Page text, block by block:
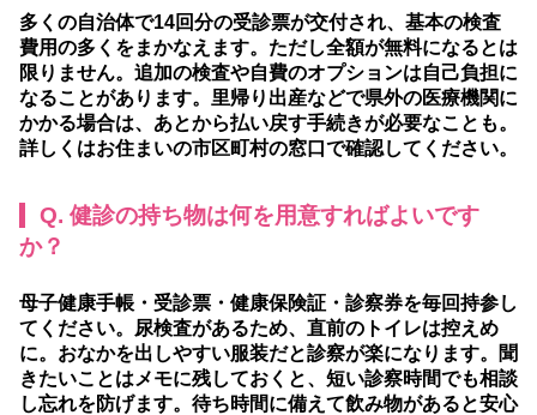
多くの自治体で14回分の受診票が交付され、基本の検査
費用の多くをまかなえます。ただし全額が無料になるとは
限りません。追加の検査や自費のオプションは自己負担に
なることがあります。里帰り出産などで県外の医療機関に
かかる場合は、あとから払い戻す手続きが必要なことも。
詳しくはお住まいの市区町村の窓口で確認してください。
Q. 健診の持ち物は何を用意すればよいです
か？
母子健康手帳・受診票・健康保険証・診察券を毎回持参し
てください。尿検査があるため、直前のトイレは控えめ
に。おなかを出しやすい服装だと診察が楽になります。聞
きたいことはメモに残しておくと、短い診察時間でも相談
し忘れを防げます。待ち時間に備えて飲み物があると安心